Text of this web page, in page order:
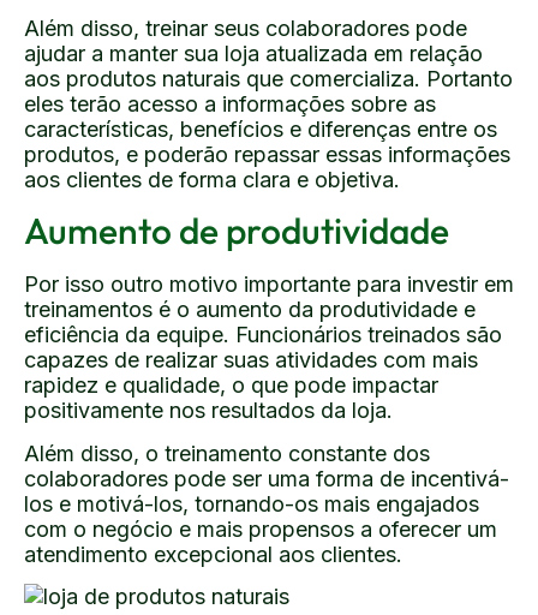
Além disso, treinar seus colaboradores pode
ajudar a manter sua loja atualizada em relação
aos produtos naturais que comercializa. Portanto
eles terão acesso a informações sobre as
características, benefícios e diferenças entre os
produtos, e poderão repassar essas informações
aos clientes de forma clara e objetiva.
Aumento de produtividade
Por isso outro motivo importante para investir em
treinamentos é o aumento da produtividade e
eficiência da equipe. Funcionários treinados são
capazes de realizar suas atividades com mais
rapidez e qualidade, o que pode impactar
positivamente nos resultados da loja.
Além disso, o treinamento constante dos
colaboradores pode ser uma forma de incentivá-
los e motivá-los, tornando-os mais engajados
com o negócio e mais propensos a oferecer um
atendimento excepcional aos clientes.